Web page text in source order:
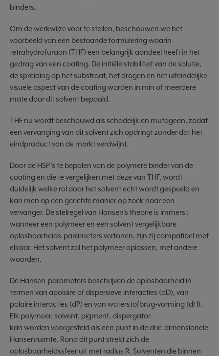
binders.
Om de werkwijze voor te stellen, beschouwen we het
voorbeeld van een bestaande formulering waarin
tetrahydrofuraan (THF) een belangrijk aandeel heeft in het
gedrag van een coating. De initiële stabiliteit van de solutie,
de spreiding op het substraat, het drogen en het uiteindelijke
visuele aspect van de coating worden in min of meerdere
mate door dit solvent bepaald.
THF nu wordt beschouwd als schadelijk en mutageen, zodat
een vervanging van dit solvent zich opdringt zonder dat het
eindproduct van de markt verdwijnt.
Door de HSP’s te bepalen van de polymere binder van de
coating en die te vergelijken met deze van THF, wordt
duidelijk welke rol door het solvent echt wordt gespeeld en
kan men op een gerichte manier op zoek naar een
vervanger. De stelregel van Hansen’s theorie is immers :
wanneer een polymeer en een solvent vergelijkbare
oplosbaarheids-parameters vertonen, zijn zij compatibel met
elkaar. Het solvent zal het polymeer oplossen, met andere
woorden.
De Hansen-parameters beschrijven de oplosbaarheid in
termen van apolaire of dispersieve interacties (dD), van
polaire interacties (dP) en van waterstofbrug-vorming (dH).
Elk polymeer, solvent, pigment, dispergator
kan worden voorgesteld als een punt in de drie-dimensionele
Hansenruimte. Rond dit punt strekt zich de
oplosbaarheidssfeer uit met radius R. Solventen die binnen